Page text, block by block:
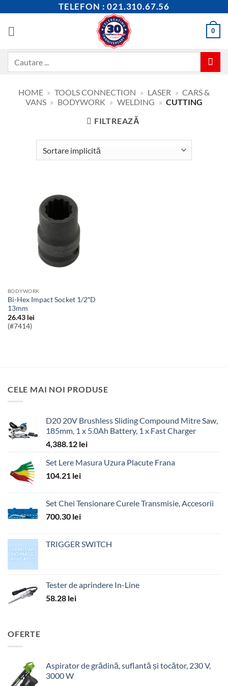
content
TELEFON : 021.310.67.56
0
HOME » TOOLS CONNECTION » LASER » CARS &
VANS » BODYWORK » WELDING » CUTTING
FILTREAZĂ
BODYWORK
Bi-Hex Impact Socket 1/2″D
13mm
26.43 lei
(#7414)
CELE MAI NOI PRODUSE
D20 20V Brushless Sliding Compound Mitre Saw,
185mm, 1 x 5.0Ah Battery, 1 x Fast Charger
4,388.12 lei
Set Lere Masura Uzura Placute Frana
104.21 lei
Set Chei Tensionare Curele Transmisie, Accesorii
700.30 lei
TRIGGER SWITCH
Tester de aprindere In-Line
58.28 lei
OFERTE
Aspirator de grădină, suflantă și tocător, 230 V,
3000 W